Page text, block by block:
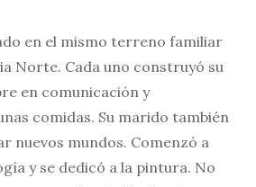
en el mismo terreno familiar
Norte. Cada uno construyó su
en comunicación y
comidas. Su marido también
nuevos mundos. Comenzó a
y se dedicó a la pintura. No